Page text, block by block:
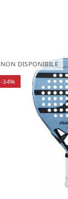
NON DISPONIBILE
-34%